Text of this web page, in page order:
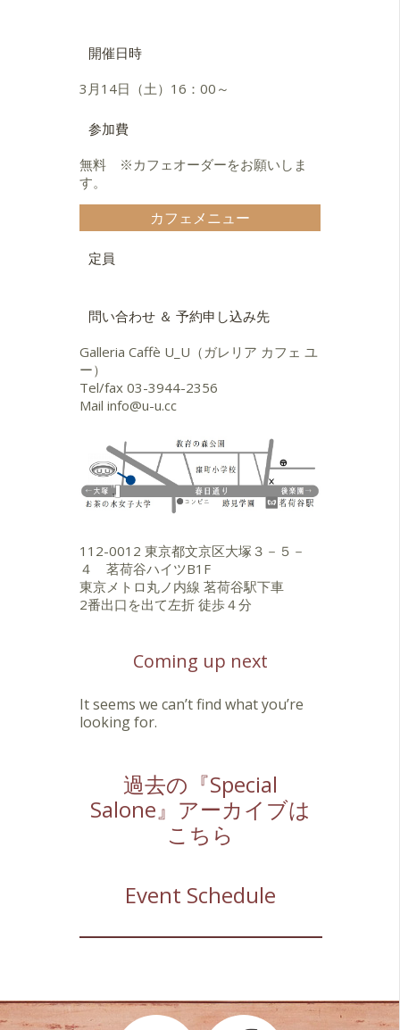
開催日時
3月14日（土）16：00～
参加費
無料 ※カフェオーダーをお願いしま
す。
カフェメニュー
定員
問い合わせ ＆ 予約申し込み先
Galleria Caffè U_U（ガレリア カフェ ユ
ー）
Tel/fax 03-3944-2356
Mail info@u-u.cc
112-0012 東京都文京区大塚３－５－
４ 茗荷谷ハイツB1F
東京メトロ丸ノ内線 茗荷谷駅下車
2番出口を出て左折 徒歩４分
Coming up next
It seems we can’t find what you’re
looking for.
過去の『Special
Salone』アーカイブは
こちら
Event Schedule